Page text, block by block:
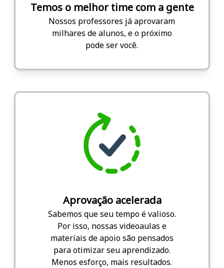
Temos o melhor time com a gente
Nossos professores já aprovaram
milhares de alunos, e o próximo
pode ser você.
Aprovação acelerada
Sabemos que seu tempo é valioso.
Por isso, nossas videoaulas e
materiais de apoio são pensados
para otimizar seu aprendizado.
Menos esforço, mais resultados.